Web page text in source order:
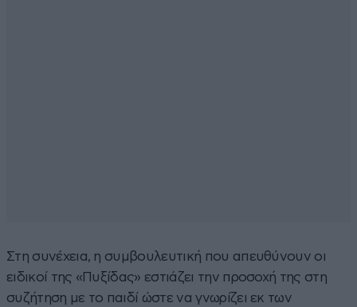
Στη συνέχεια, η συμβουλευτική που απευθύνουν οι
ειδικοί της «Πυξίδας» εστιάζει την προσοχή της στη
συζήτηση με το παιδί ώστε να γνωρίζει εκ των